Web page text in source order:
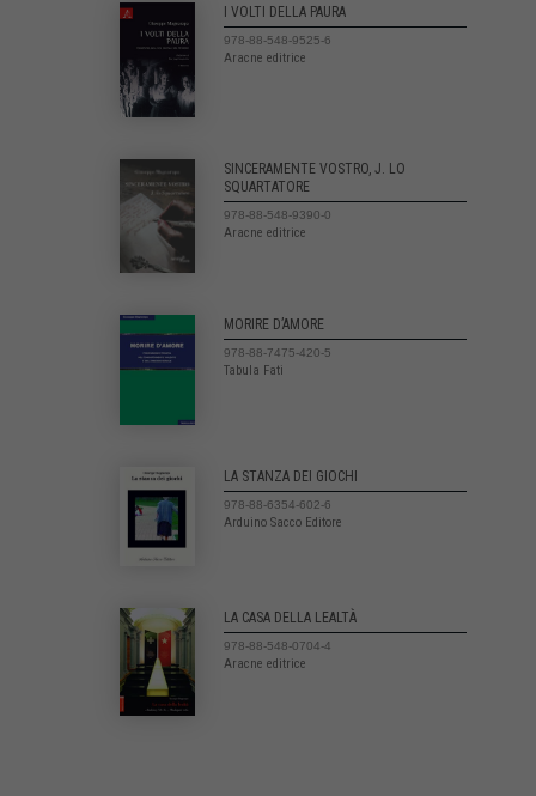
I VOLTI DELLA PAURA
978-88-548-9525-6
Aracne editrice
SINCERAMENTE VOSTRO, J. LO
SQUARTATORE
978-88-548-9390-0
Aracne editrice
MORIRE D’AMORE
978-88-7475-420-5
Tabula Fati
LA STANZA DEI GIOCHI
978-88-6354-602-6
Arduino Sacco Editore
LA CASA DELLA LEALTÀ
978-88-548-0704-4
Aracne editrice